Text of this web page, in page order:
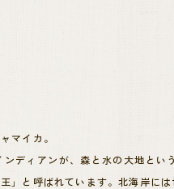
マイカ。
ディアンが、森と水の大地と
」と呼ばれています。北海岸に